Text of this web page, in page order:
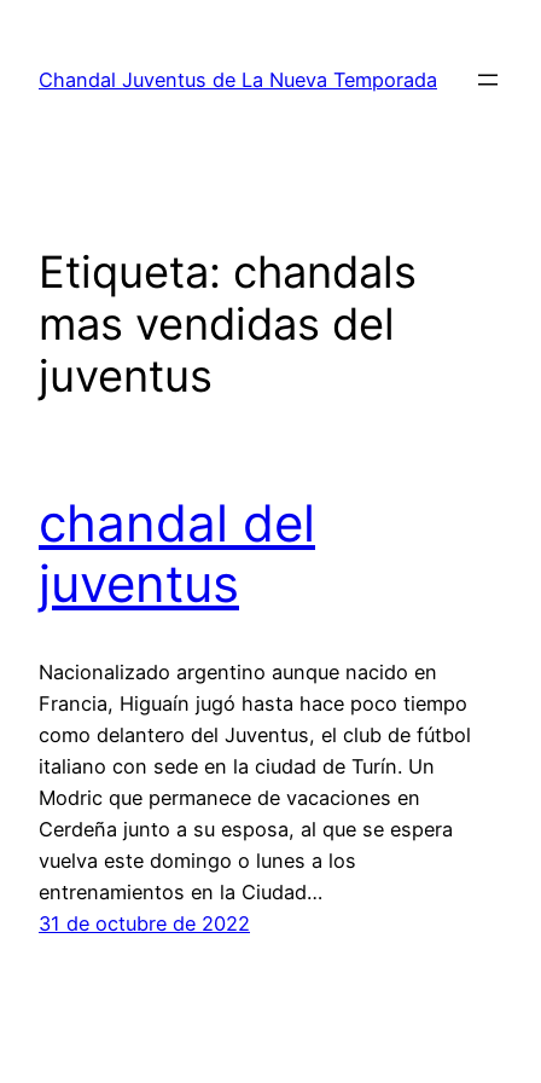
contenido
Chandal Juventus de La Nueva Temporada
Etiqueta: chandals
mas vendidas del
juventus
chandal del
juventus
Nacionalizado argentino aunque nacido en
Francia, Higuaín jugó hasta hace poco tiempo
como delantero del Juventus, el club de fútbol
italiano con sede en la ciudad de Turín. Un
Modric que permanece de vacaciones en
Cerdeña junto a su esposa, al que se espera
vuelva este domingo o lunes a los
entrenamientos en la Ciudad…
31 de octubre de 2022